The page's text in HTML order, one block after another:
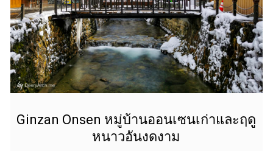
Ginzan Onsen หมู่บ้านออนเซนเก่าและฤดู
หนาวอันงดงาม